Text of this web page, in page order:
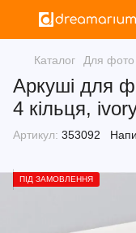
Каталог Для фото
Аркуші для
4 кільця,
Артикул: 353092
ПІД ЗАМОВЛЕННЯ